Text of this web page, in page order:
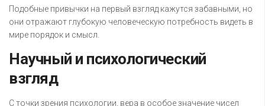
Подобные привычки на первый взгляд кажутся забавными, но
они отражают глубокую человеческую потребность видеть в
мире порядок и смысл.
Научный и психологический
взгляд
С точки зрения психологии, вера в особое значение чисел